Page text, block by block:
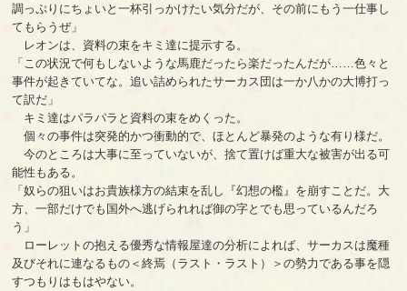
調っぷりにちょいと一杯引っかけたい気分だが、その前にもう一仕事し
てもらうぜ」
レオンは、資料の束をキミ達に提示する。
「この状況で何もしないような馬鹿だったら楽だったんだが……色々と
事件が起きていてな。追い詰められたサーカス団は一か八かの大博打っ
て訳だ」
キミ達はパラパラと資料の束をめくった。
個々の事件は突発的かつ衝動的で、ほとんど暴発のような有り様だ。
今のところは大事に至っていないが、捨て置けば重大な被害が出る可
能性もある。
「奴らの狙いはお貴族様方の結束を乱し『幻想の檻』を崩すことだ。大
方、一部だけでも国外へ逃げられれば御の字とでも思っているんだろ
う」
ローレットの抱える優秀な情報屋達の分析によれば、サーカスは魔種
及びそれに連なるもの＜終焉（ラスト・ラスト）＞の勢力である事を隠
すつもりはもはやない。